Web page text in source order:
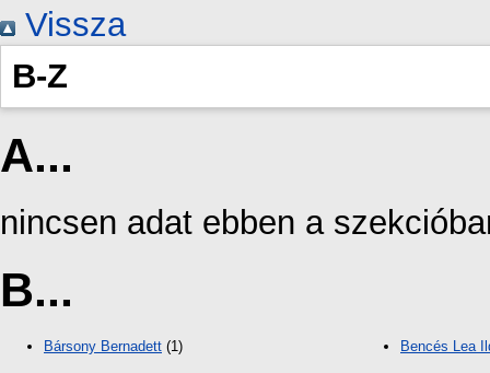
Vissza
B-Z
A...
nincsen adat ebben a
B...
Bársony Bernadett (1) Bencés Lea